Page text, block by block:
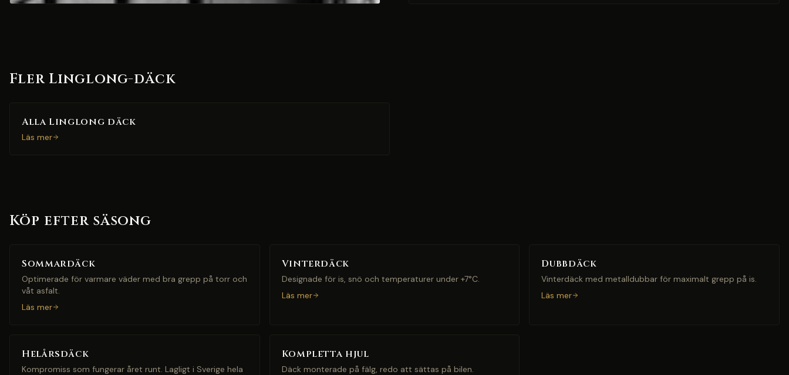
Fler Linglong-däck
Alla Linglong däck
Läs mer
Köp efter säsong
Sommardäck
Optimerade för varmare väder med bra grepp på torr och
våt asfalt.
Läs mer
Vinterdäck
Designade för is, snö och temperaturer under +7°C.
Läs mer
Dubbdäck
Vinterdäck med metalldubbar för maximalt grepp på is.
Läs mer
Helårsdäck
Kompromiss som fungerar året runt. Lagligt i Sverige hela
Kompletta hjul
Däck monterade på fälg, redo att sättas på bilen.